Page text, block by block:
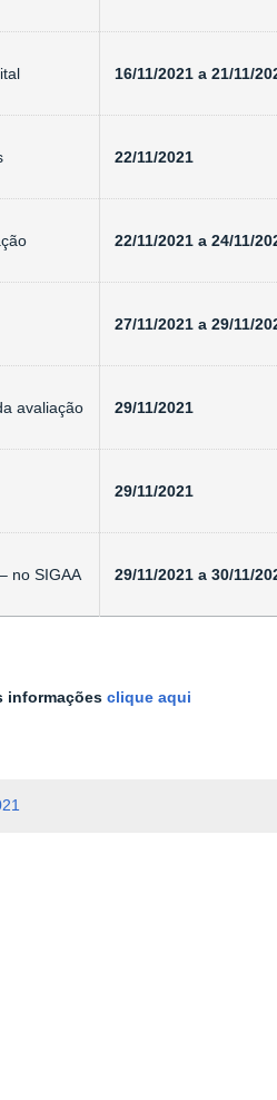
16/11/2021 a 21/11/
22/11/2021
22/11/2021 a 24/11/
27/11/2021 a 29/11/
avaliação 29/11/2021
29/11/2021
no SIGAA 29/11/2021 a 30/11/
informaçõesclique aqui